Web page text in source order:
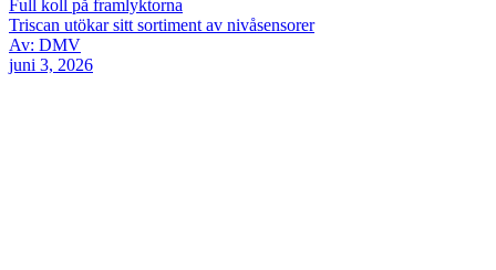
Full koll på framlyktorna
Triscan utökar sitt sortiment av nivåsensorer
Av: DMV
juni 3, 2026